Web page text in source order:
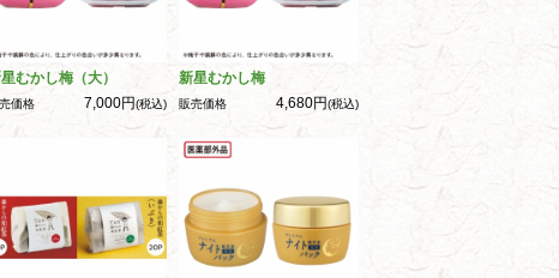
むかし梅（大）
価格 7,000円(税込)
新星むかし梅
販売価格 4,680円(税込)